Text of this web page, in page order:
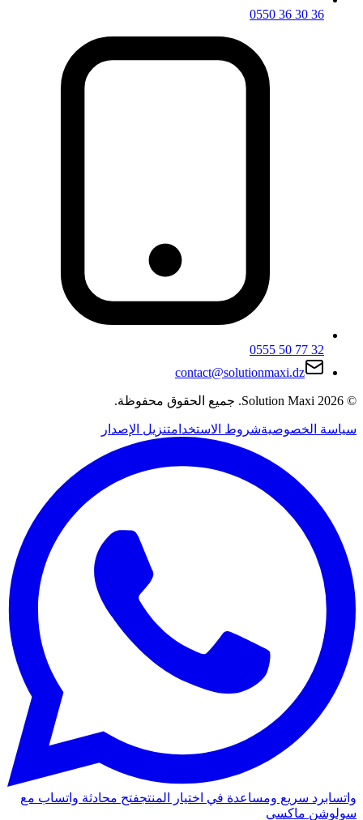
0550 36 30 36
0555 50 77 32
contact@solutionmaxi.dz
©
2026
Solution Maxi
. جميع الحقوق محفوظة.
سياسة الخصوصيةشروط الاستخدامتنزيل الإصدار
واتسابرد سريع ومساعدة في اختيار المنتجفتح محادثة واتساب مع
سولوشن ماكسي